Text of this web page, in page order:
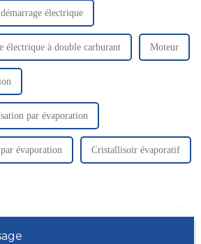
électrique
électrique à double carburant Moteur
par évaporation
évaporation Cristallisoir évaporatif